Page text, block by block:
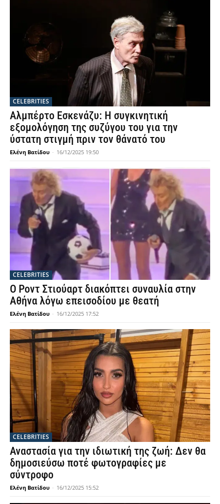
CELEBRITIES
Αλμπέρτο Εσκενάζυ: Η συγκινητική
εξομολόγηση της συζύγου του για την
ύστατη στιγμή πριν τον θάνατό του
Ελένη Βατίδου - 16/12/2025 19:50
CELEBRITIES
Ο Ροντ Στιούαρτ διακόπτει συναυλία στην
Αθήνα λόγω επεισοδίου με θεατή
Ελένη Βατίδου - 16/12/2025 17:52
CELEBRITIES
Αναστασία για την ιδιωτική της ζωή: Δεν θα
δημοσιεύσω ποτέ φωτογραφίες με
σύντροφο
Ελένη Βατίδου - 16/12/2025 15:52